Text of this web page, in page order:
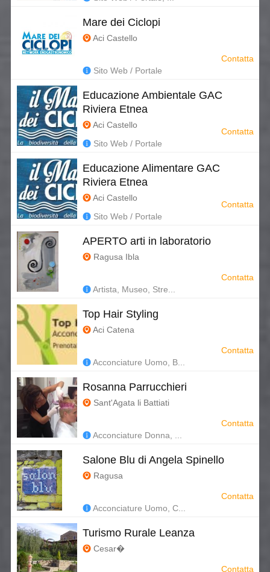
Mare dei Ciclopi
Aci Castello
Sito Web / Portale
Contatta
Educazione Ambientale GAC
Riviera Etnea
Aci Castello
Sito Web / Portale
Contatta
Educazione Alimentare GAC
Riviera Etnea
Aci Castello
Sito Web / Portale
Contatta
APERTO arti in laboratorio
Ragusa Ibla
Artista, Museo, Stre...
Contatta
Top Hair Styling
Aci Catena
Acconciature Uomo, B...
Contatta
Rosanna Parrucchieri
Sant'Agata li Battiati
Acconciature Donna, ...
Contatta
Salone Blu di Angela Spinello
Ragusa
Acconciature Uomo, C...
Contatta
Turismo Rurale Leanza
Cesar�
Contatta